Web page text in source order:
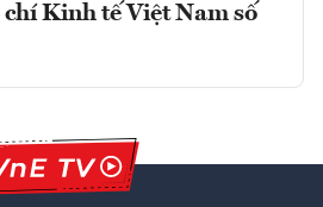
Kinh tế Việt Nam số